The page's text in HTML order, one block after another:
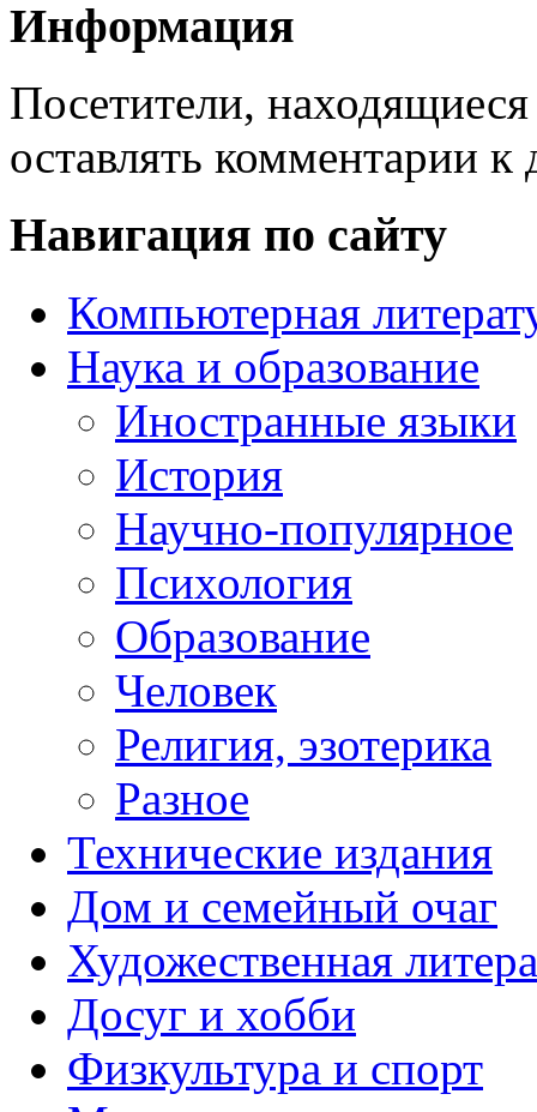
Информация
Посетители,
оставлять комментарии к
Навигация по сайту
Компьютерная
Наука и образование
Иностранные языки
История
Научно-популярное
Психология
Образование
Человек
Религия, эзотерика
Разное
Технические издания
Дом и семейный очаг
Художественная
Досуг и хобби
Физкультура и спорт